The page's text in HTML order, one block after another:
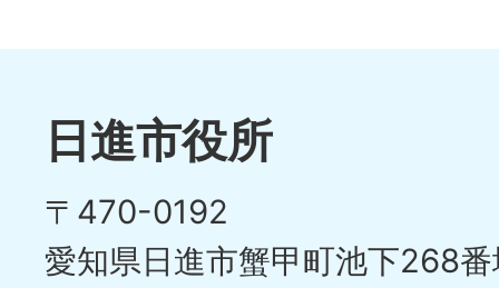
日進市役所
〒470-0192
愛知県日進市蟹甲町池下268